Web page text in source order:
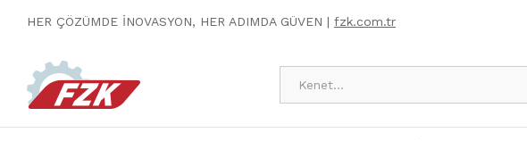
HER ÇÖZÜMDE İNOVASYON, HER ADIMDA GÜVEN | fzk.com.tr
Kategoriler
Ürün Açıklaması Specification